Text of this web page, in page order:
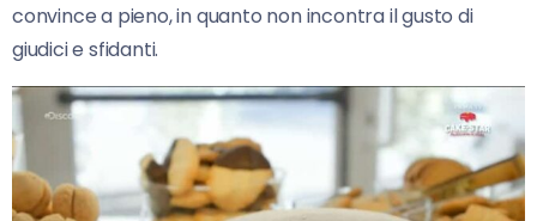
convince a pieno, in quanto non incontra il gusto di
giudici e sfidanti.